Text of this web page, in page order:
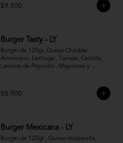
$9.500
Burger Tasty - LY
Burger de 120gr, Queso Cheddar
Americano, Lechuga , Tomate, Cebolla,
Laminas de Pepinillo , Mayonesa y
$8.900
Burger Mexicana - LY
Burger de 120gr , Queso mozzarella,